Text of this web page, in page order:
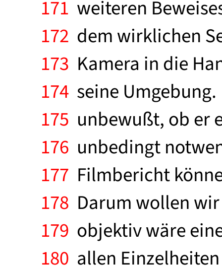
171 weiteren
172 dem wirklichen
173 Kamera in die
174 seine
175 unbewußt, ob er
176 unbedingt
177 Filmbericht
178 Darum wollen
179 objektiv wäre
180 allen